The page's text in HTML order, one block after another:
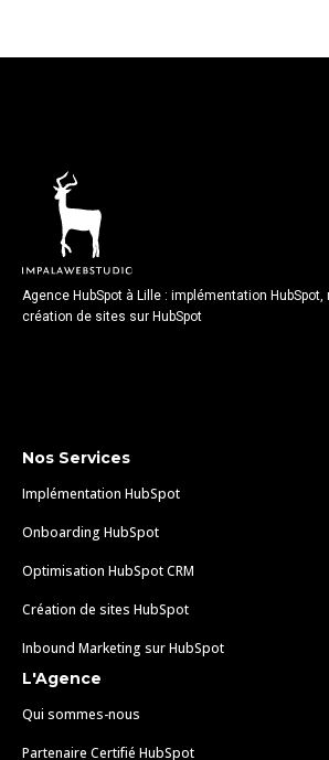
Agence HubSpot à Lille : implémentation HubSpot,
création de sites sur HubSpot
Nos Services
Implémentation HubSpot
Onboarding HubSpot
Optimisation HubSpot CRM
Création de sites HubSpot
Inbound Marketing sur HubSpot
L'Agence
Qui sommes-nous
Partenaire Certifié HubSpot